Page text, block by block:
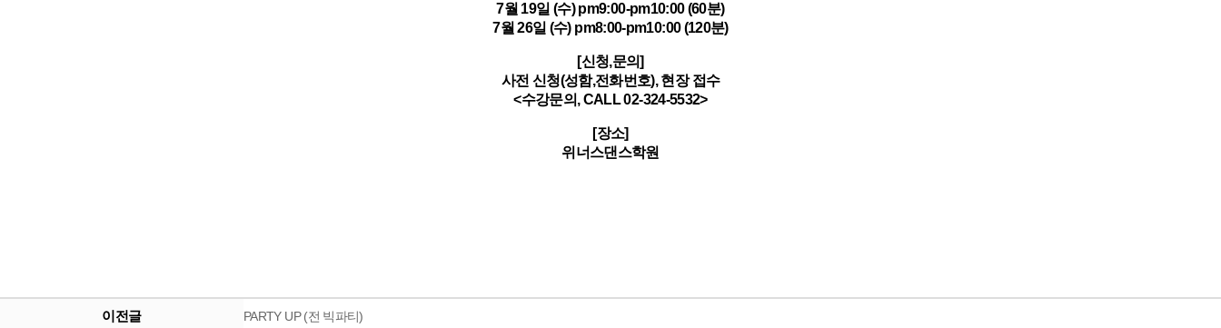
7월 19일 (수) pm9:00-pm10:00 (60분)
7월 26일 (수) pm8:00-pm10:00 (120분)
[신청,문의]
사전 신청(성함,전화번호), 현장 접수
<수강문의, CALL 02-324-5532>
[장소]
위너스댄스학원
이전글 PARTY UP (전 빅파티)